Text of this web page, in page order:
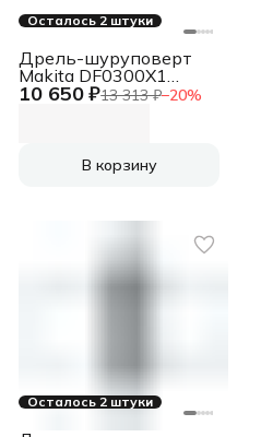
Осталось 2 штуки
10 650 ₽13 313 ₽−20%
Дрель-шуруповерт
Makita DF0300X1
320Вт
В корзину
Осталось 2 штуки